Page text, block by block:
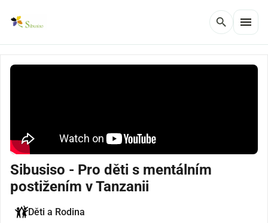
search menu
Sibusiso - Pro děti s mentálním
postižením v Tanzanii
Děti a Rodina